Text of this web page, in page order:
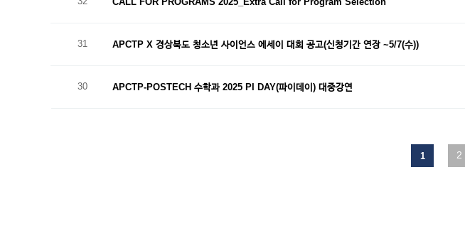
31 APCTP X 경상북도 청소년 사이언스 에세이 대회 공고(신청기간 연장 ~5/7(수))
30 APCTP-POSTECH 수학과 2025 PI DAY(파이데이) 대중강연
1 2